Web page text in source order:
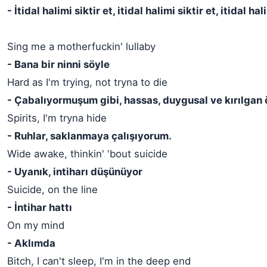
- İtidal halimi siktir et, itidal halimi siktir et, itidal
Sing me a motherfuckin' lullaby
- Bana bir ninni söyle
Hard as I'm trying, not tryna to die
- Çabalıyormuşum gibi, hassas, duygusal ve
Spirits, I'm tryna hide
- Ruhlar, saklanmaya çalışıyorum.
Wide awake, thinkin' 'bout suicide
- Uyanık, intiharı düşünüyor
Suicide, on the line
- İntihar hattı
On my mind
- Aklımda
Bitch, I can't sleep, I'm in the deep end